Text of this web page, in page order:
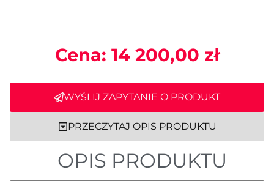
Cena: 14 200,00 zł
WYŚLIJ ZAPYTANIE O PRODUKT
PRZECZYTAJ OPIS PRODUKTU
OPIS PRODUKTU